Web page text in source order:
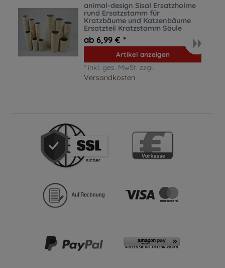
animal-design Sisal Ersatzholme
rund Ersatzstamm für
Kratzbäume und Katzenbäume
Ersatzteil Kratzstamm Säule
ab 6,99 € *
Artikel anzeigen
* inkl. ges. MwSt. zzgl.
Versandkosten